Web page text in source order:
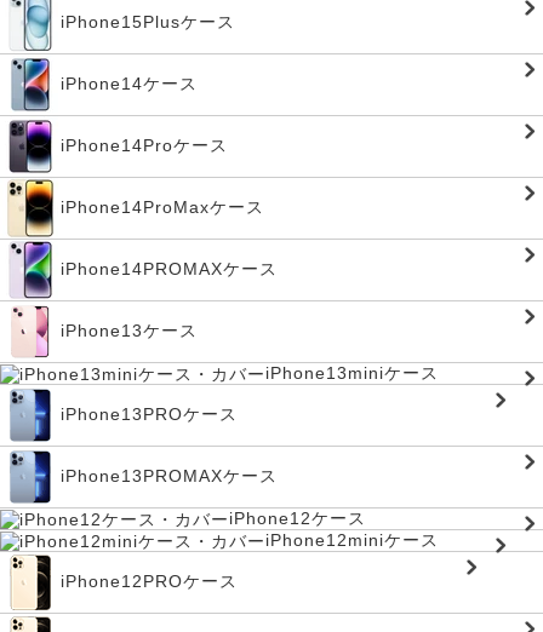
iPhone15Plusケース
iPhone14ケース
iPhone14Proケース
iPhone14ProMaxケース
iPhone14PROMAXケース
iPhone13ケース
iPhone13miniケース
iPhone13PROケース
iPhone13PROMAXケース
iPhone12ケース
iPhone12miniケース
iPhone12PROケース